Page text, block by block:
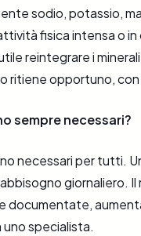
sodio, potassio,
fisica intensa o in
reintegrare i
ritiene opportuno,
sempre necessari?
necessari per tutti.
giornaliero.
documentate,
specialista.